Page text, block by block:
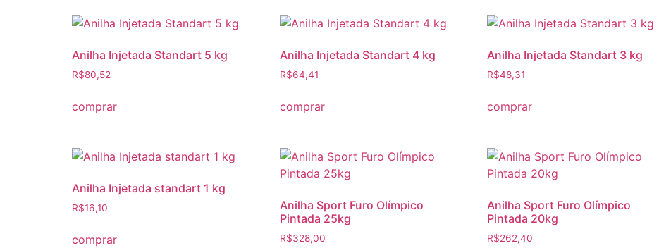
Anilha Injetada Standart 5 kg
R$80,52
comprar
Anilha Injetada Standart 4 kg
R$64,41
comprar
Anilha Injetada Standart 3 kg
R$48,31
comprar
Anilha Injetada standart 1 kg
R$16,10
comprar
Anilha Sport Furo Olímpico
Pintada 25kg
R$328,00
Anilha Sport Furo Olímpico
Pintada 20kg
R$262,40